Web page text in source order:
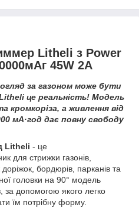
Litheli з Power
45W 2А
за газоном може бути
це реальність! Модель
кромкоріза, а живлення від
мА·год дає повну свободу
Litheli - це
для стрижки газонів,
бордюрів, парканів та
головки на 90° модель
за допомогою якого легко
їм потрібну форму.